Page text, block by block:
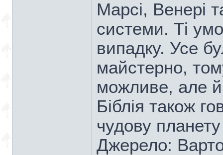
Марсі, Венері
системи. Ті
випадку. Усе
майстерно,
можливе, але
Біблія також
чудову
Джерело: